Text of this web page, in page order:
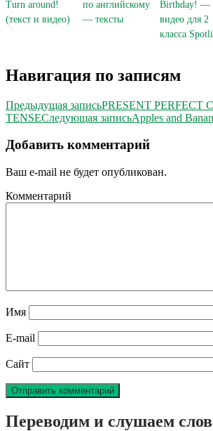
Turn around!
(текст и видео)
по английскому
— тексты
Birthday! —
видео для 2
класса
Навигация по записям
Предыдущая записьPRESENT PERFECT
TENSEСледующая записьApples and
Добавить комментарий
Ваш e-mail не будет опубликован.
Комментарий
Имя
E-mail
Сайт
Переводим и слушаем